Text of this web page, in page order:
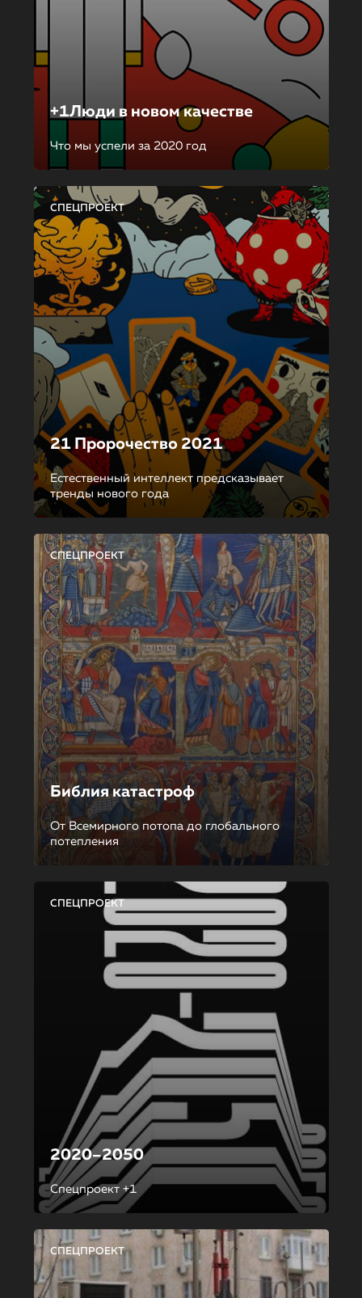
+1Люди в новом качестве
Что мы успели за 2020 год
СПЕЦПРОЕКТ
21 Пророчество 2021
Естественный интеллект предсказывает
тренды нового года
СПЕЦПРОЕКТ
Библия катастроф
От Всемирного потопа до глобального
потепления
СПЕЦПРОЕКТ
2020–2050
Спецпроект +1
СПЕЦПРОЕКТ